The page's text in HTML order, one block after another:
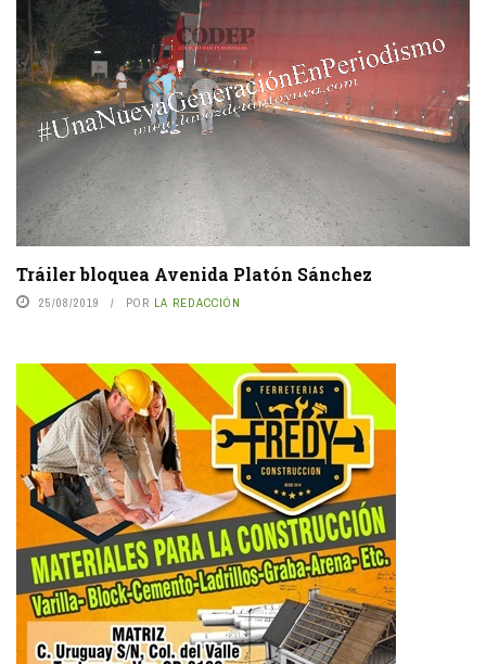
Tráiler bloquea Avenida Platón Sánchez
25/08/2019 POR LA REDACCIÓN